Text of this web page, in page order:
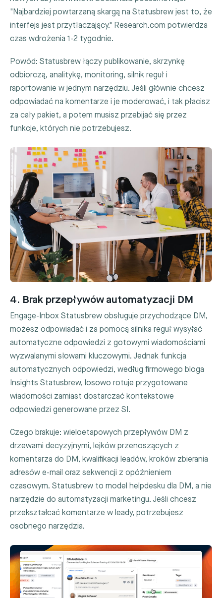
"Najbardziej powtarzaną skargą na Statusbrew jest to, że
interfejs jest przytłaczający." Research.com potwierdza
czas wdrożenia 1-2 tygodnie.
Powód: Statusbrew łączy publikowanie, skrzynkę
odbiorczą, analitykę, monitoring, silnik reguł i
raportowanie w jednym narzędziu. Jeśli głównie chcesz
odpowiadać na komentarze i je moderować, i tak płacisz
za cały pakiet, a potem musisz przebijać się przez
funkcje, których nie potrzebujesz.
4. Brak przepływów automatyzacji DM
Engage-Inbox Statusbrew obsługuje przychodzące DM,
możesz odpowiadać i za pomocą silnika reguł wysyłać
automatyczne odpowiedzi z gotowymi wiadomościami
wyzwalanymi słowami kluczowymi. Jednak funkcja
automatycznych odpowiedzi, według firmowego bloga
Insights Statusbrew, losowo rotuje przygotowane
wiadomości zamiast dostarczać kontekstowe
odpowiedzi generowane przez SI.
Czego brakuje: wieloetapowych przepływów DM z
drzewami decyzyjnymi, lejków przenoszących z
komentarza do DM, kwalifikacji leadów, kroków zbierania
adresów e-mail oraz sekwencji z opóźnieniem
czasowym. Statusbrew to model helpdesku dla DM, a nie
narzędzie do automatyzacji marketingu. Jeśli chcesz
przekształcać komentarze w leady, potrzebujesz
osobnego narzędzia.